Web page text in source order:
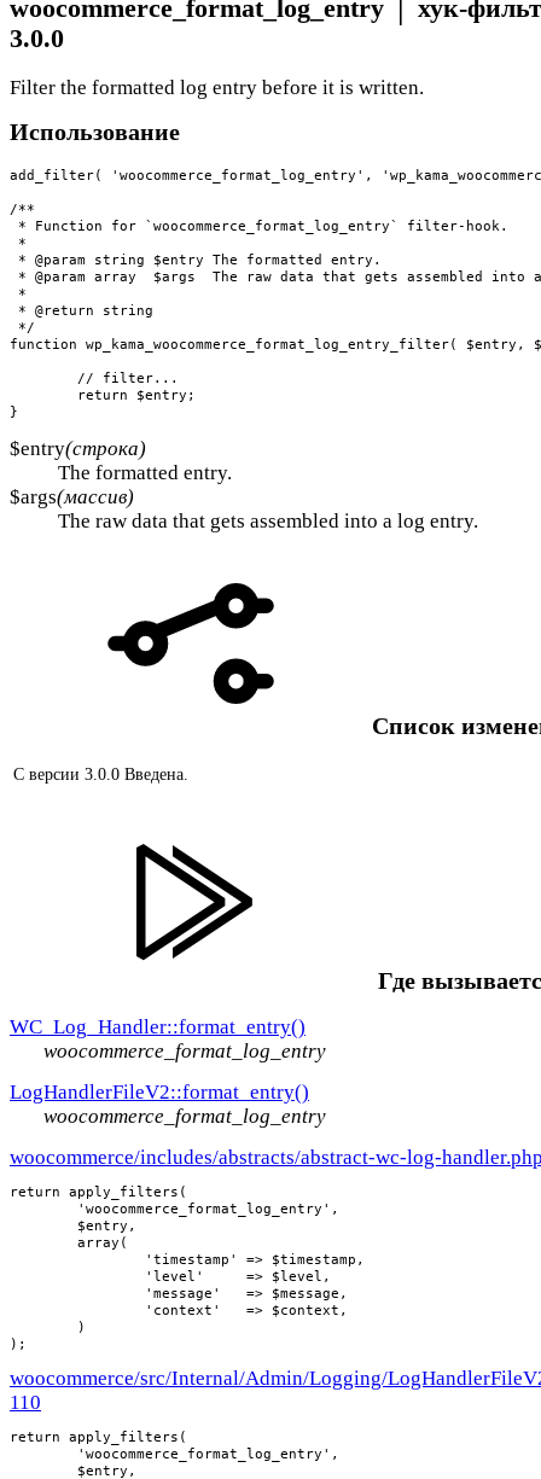
woocommerce_format_log_entry
хук-
3.0.0
Filter the formatted log entry before it is written.
Использование
add_filter( 'woocommerce_format_log_entry',
/**
* Function for `woocommerce_format_log_entry` filter-hook.
*
* @param string $entry The formatted entry.
* @param array  $args  The raw data that gets assembled
*
* @return string
*/
function wp_kama_woocommerce_format_log_entry_filter( $entry,
}
$entry(строка)
The formatted entry.
$args(массив)
The raw data that gets assembled into a log entry.
Список
С версии 3.0.0 Введена.
Где
WC_Log_Handler::format_entry()
woocommerce_format_log_entry
LogHandlerFileV2::format_entry()
woocommerce_format_log_entry
woocommerce/includes/abstracts/abstract-wc-log-
return apply_filters(
);
woocommerce/src/Internal/Admin/Logging/
110
return apply_filters(